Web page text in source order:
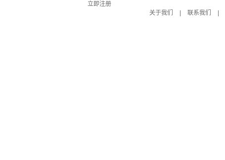
立即注册
关于我们
联系我们